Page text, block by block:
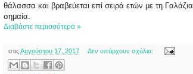
θάλασσα και βραβεύεται επί σειρά ετών με τη Γαλάζια
σημαία.
Διαβάστε περισσότερα »
στιςΑυγούστου 17, 2017 Δεν υπάρχουν σχόλια: